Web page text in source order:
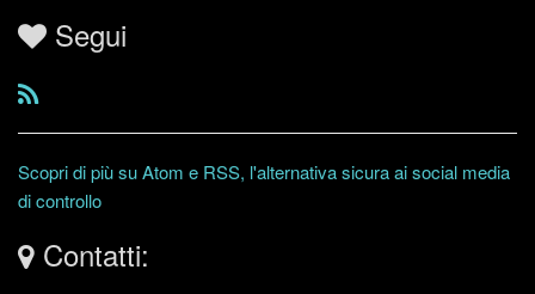
Segui
Scopri di più su Atom e RSS, l'alternativa sicura ai social media
di controllo
Contatti: